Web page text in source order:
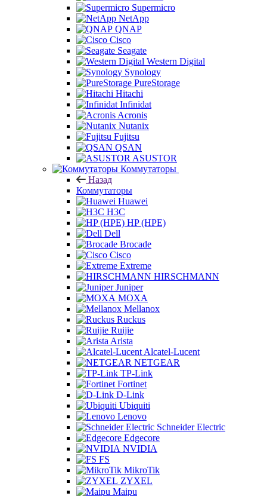
Supermicro
NetApp
QNAP
Cisco
Seagate
Western Digital
Synology
PureStorage
Hitachi
Infinidat
Acronis
Nutanix
Fujitsu
QSAN
ASUSTOR
Коммутаторы
Назад
Коммутаторы
Huawei
H3C
HP (HPE)
Dell
Brocade
Cisco
Extreme
HIRSCHMANN
Juniper
MOXA
Mellanox
Ruckus
Ruijie
Arista
Alcatel-Lucent
NETGEAR
TP-Link
Fortinet
D-Link
Ubiquiti
Lenovo
Schneider Electric
Edgecore
NVIDIA
FS
MikroTik
ZYXEL
Maipu